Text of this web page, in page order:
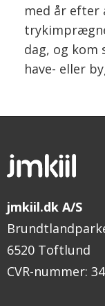
med år efter
dag, og kom
have- eller
jmkiil.dk A/S
6520 Toftlund
CVR-nummer: